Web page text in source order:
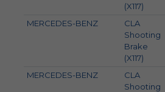
(X117)
MERCEDES-BENZ
CLA
Shooting
Brake
(X117)
MERCEDES-BENZ
CLA
Shooting